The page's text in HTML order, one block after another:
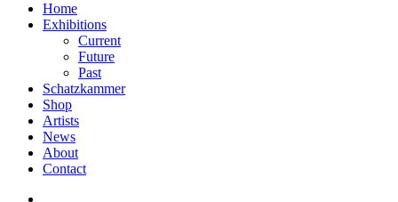
Home
Exhibitions
Current
Future
Past
Schatzkammer
Shop
Artists
News
About
Contact